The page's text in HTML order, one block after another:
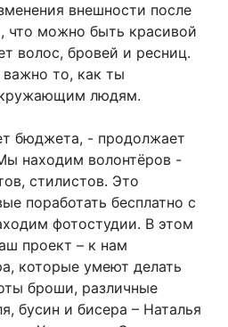
внешности после
что можно быть красивой
волос, бровей и ресниц.
важно то, как ты
людям.
бюджета, - продолжает
находим волонтёров -
стилистов. Это
поработать бесплатно с
фотостудии. В этом
проект – к нам
которые умеют делать
броши, различные
бусин и бисера – Наталья